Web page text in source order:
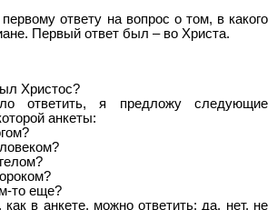
ответу на вопрос о том, в какого
Первый ответ был – во Христа.
Христос?
ответить, я предложу следующие
анкеты:
то еще?
в анкете, можно ответить: да, нет, не